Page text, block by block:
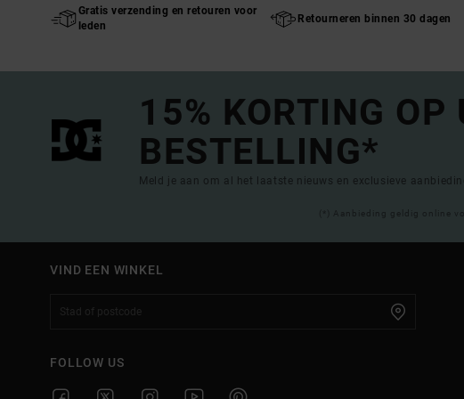
Gratis verzending en retouren voor
leden
Retourneren binnen 30 dagen
15% KORTING OP
BESTELLING*
Meld je aan om al het laatste nieuws en exclusieve
(*) Aanbieding geldig online
VIND EEN WINKEL
FOLLOW US